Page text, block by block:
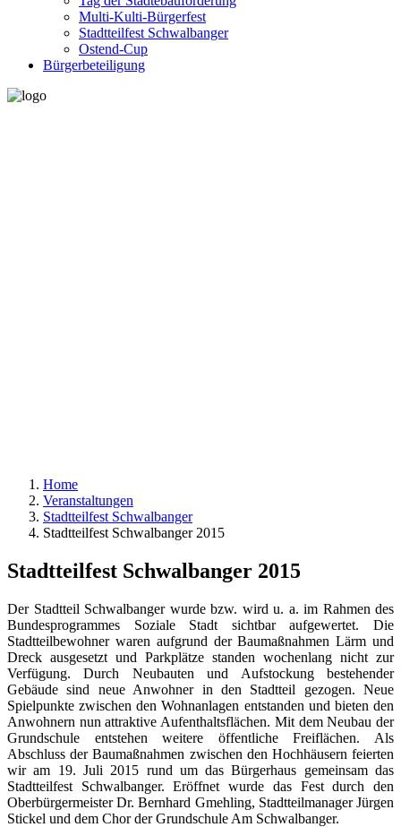
Multi-Kulti-Bürgerfest
Stadtteilfest Schwalbanger
Ostend-Cup
Bürgerbeteiligung
Home
Veranstaltungen
Stadtteilfest Schwalbanger
Stadtteilfest Schwalbanger 2015
Stadtteilfest Schwalbanger 2015
Der Stadtteil Schwalbanger wurde bzw. wird u. a. im Rahmen des
Bundesprogrammes Soziale Stadt sichtbar aufgewertet. Die
Stadtteilbewohner waren aufgrund der Baumaßnahmen Lärm und
Dreck ausgesetzt und Parkplätze standen wochenlang nicht zur
Verfügung. Durch Neubauten und Aufstockung bestehender
Gebäude sind neue Anwohner in den Stadtteil gezogen. Neue
Spielpunkte zwischen den Wohnanlagen entstanden und bieten den
Anwohnern nun attraktive Aufenthaltsflächen. Mit dem Neubau der
Grundschule entstehen weitere öffentliche Freiflächen. Als
Abschluss der Baumaßnahmen zwischen den Hochhäusern feierten
wir am 19. Juli 2015 rund um das Bürgerhaus gemeinsam das
Stadtteilfest Schwalbanger. Eröffnet wurde das Fest durch den
Oberbürgermeister Dr. Bernhard Gmehling, Stadtteilmanager Jürgen
Stickel und dem Chor der Grundschule Am Schwalbanger.